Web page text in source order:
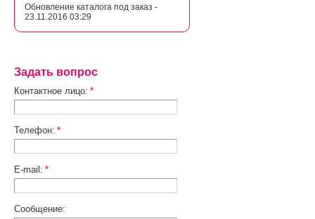
Обновление каталога под заказ -
23.11.2016 03:29
Задать вопрос
Контактное лицо: *
Телефон: *
E-mail: *
Сообщение: